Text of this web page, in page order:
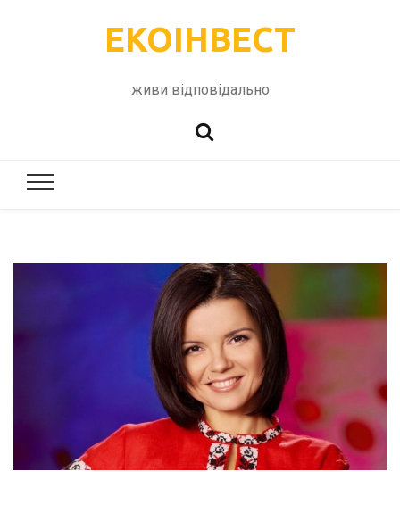
ЕКОІНВЕСТ
живи відповідально